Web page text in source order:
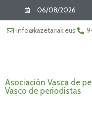
06/08/2026
info@kazetariak.eus
Asociación Vasca de
Vasco de periodistas